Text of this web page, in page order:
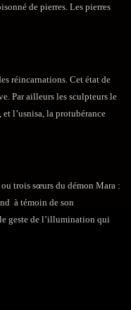
de pierres. Les pierres
réincarnations. Cet état de
Par ailleurs les sculpteurs le
l’usnisa, la protubérance
trois sœurs du démon Mara :
à témoin de son
geste de l’illumination qui